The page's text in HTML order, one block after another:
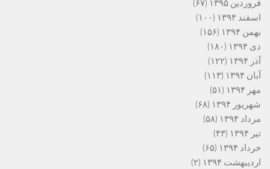
فروردین ۱۳۹۵
(۶۷)
اسفند ۱۳۹۴
(۱۰۰)
بهمن ۱۳۹۴
(۱۵۶)
دی ۱۳۹۴
(۱۸۰)
آذر ۱۳۹۴
(۱۲۲)
آبان ۱۳۹۴
(۱۱۳)
مهر ۱۳۹۴
(۵۱)
شهریور ۱۳۹۴
(۶۸)
مرداد ۱۳۹۴
(۵۸)
تیر ۱۳۹۴
(۴۳)
خرداد ۱۳۹۴
(۶۵)
اردیبهشت ۱۳۹۴
(۲)